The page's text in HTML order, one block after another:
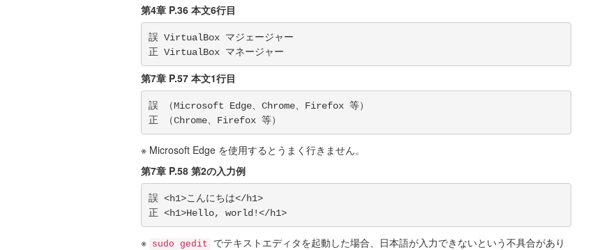
第4章 P.36 本文6行目
誤 VirtualBox マジェージャー
第7章 P.57 本文1行目
誤 （Microsoft Edge、Chrome、Firefox 等）
※ Microsoft Edge を使用するとうまく行きません。
第7章 P.58 第2の入力例
誤 <h1>こんにちは</h1>
正 <h1>Hello, world!</h1>
※ sudo gedit
でテキストエディタを起動した場合、日本語が入力できないという不具合があり